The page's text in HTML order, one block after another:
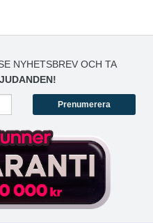
NYHETSBREV OCH TA
Prenumerera